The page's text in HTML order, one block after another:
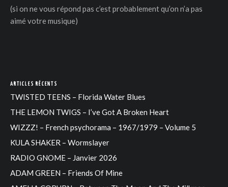
(si on ne vous répond pas c’est probablement qu’on n’a pas
aimé votre musique)
ARTICLES RÉCENTS
TWISTED TEENS – Florida Water Blues
THE LEMON TWIGS – I’ve Got A Broken Heart
WIZZZ! – French psychorama – 1967/1979 – Volume 5
KULA SHAKER – Wormslayer
RADIO GNOME – Janvier 2026
ADAM GREEN – Friends Of Mine